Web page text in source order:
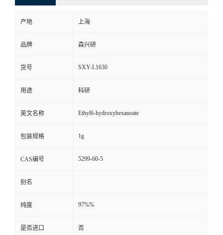
产地 上海
品牌 森兴研
货号 SXY-L1630
用途 科研
英文名称 Ethyl6-hydroxyhexanoate
包装规格 1g
CAS编号 5299-60-5
别名
纯度 97%%
是否进口 否